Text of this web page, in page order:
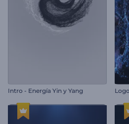
Intro - Energía Yin y Yang